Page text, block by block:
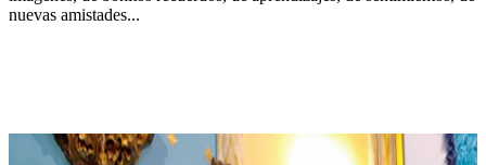
nuevas amistades...